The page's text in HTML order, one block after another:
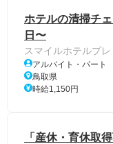
ホテルの清掃チ
日〜
スマイルホテルプ
アルバイト・パート
鳥取県
時給1,150円
「産休・育休取